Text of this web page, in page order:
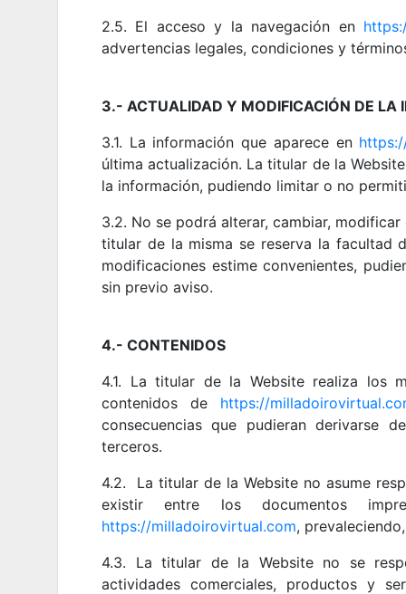
2.5. El acceso y la navegación en
advertencias legales, condiciones y
3.- ACTUALIDAD Y MODIFICACIÓN DE LA
3.1. La información que aparece en
última actualización. La titular de la
la información, pudiendo limitar o no
3.2. No se podrá alterar, cambiar,
titular de la misma se reserva la facultad
modificaciones estime convenientes,
sin previo aviso.
4.- CONTENIDOS
4.1. La titular de la Website realiza los
contenidos de https://
consecuencias que pudieran derivarse
terceros.
4.2. La titular de la Website no asume
existir entre los documentos
https://milladoirovirtual.com,
4.3. La titular de la Website no se
actividades comerciales, productos y